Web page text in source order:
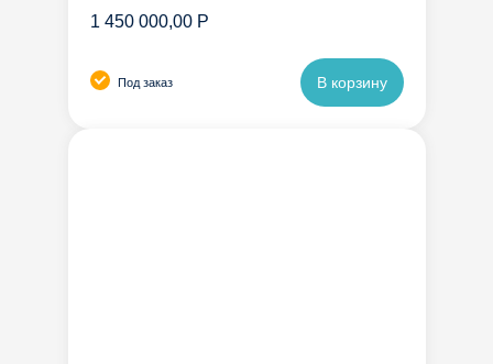
1 450 000,00 Р
Под заказ В корзину